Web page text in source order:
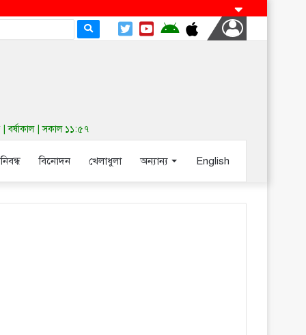
| সকাল ১১:৫৭
বিনোদন খেলাধুলা অন্যান্য English